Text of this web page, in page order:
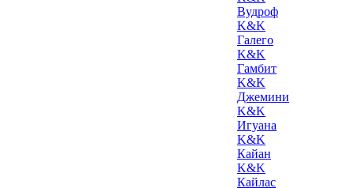
Вудроф
K&K
Галего
K&K
Гамбит
K&K
Джемини
K&K
Игуана
K&K
Кайан
K&K
Кайлас